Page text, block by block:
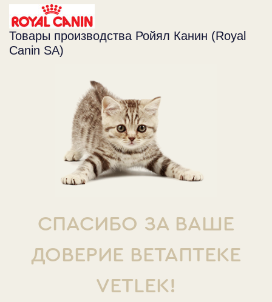
Товары производства Ройял Канин (Royal
Canin SA)
СПАСИБО ЗА ВАШЕ
ДОВЕРИЕ ВЕТАПТЕКЕ
VETLEK!